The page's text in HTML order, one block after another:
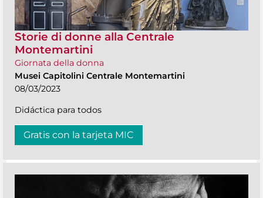
Storie di donne alla Centrale
Montemartini
Giornata della donna
Musei Capitolini Centrale Montemartini
08/03/2023
Didáctica para todos
Gratis con la tarjeta MIC